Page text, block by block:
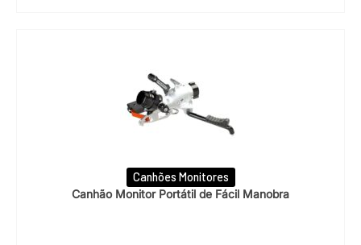
Canhões Monitores
Canhão Monitor Portátil de Fácil Manobra